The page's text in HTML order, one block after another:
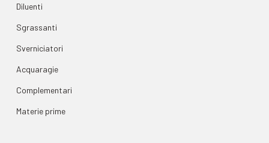
Diluenti
Sgrassanti
Sverniciatori
Acquaragie
Complementari
Materie prime